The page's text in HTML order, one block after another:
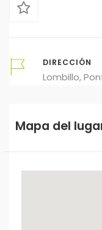
DIRECCIÓN
Lombillo,
Mapa del